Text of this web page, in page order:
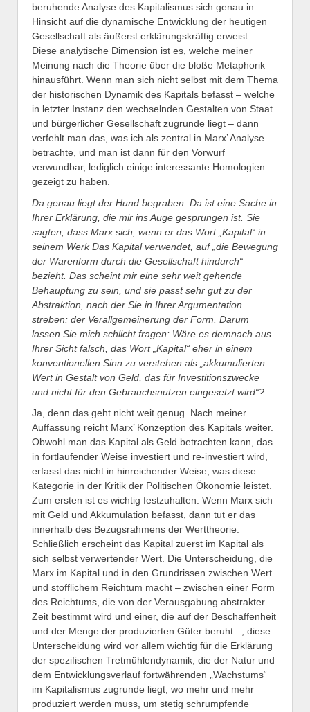
beruhende Analyse des Kapitalismus sich genau in
Hinsicht auf die dynamische Entwicklung der heutigen
Gesellschaft als äußerst erklärungskräftig erweist.
Diese analytische Dimension ist es, welche meiner
Meinung nach die Theorie über die bloße Metaphorik
hinausführt. Wenn man sich nicht selbst mit dem Thema
der historischen Dynamik des Kapitals befasst – welche
in letzter Instanz den wechselnden Gestalten von Staat
und bürgerlicher Gesellschaft zugrunde liegt – dann
verfehlt man das, was ich als zentral in Marx’ Analyse
betrachte, und man ist dann für den Vorwurf
verwundbar, lediglich einige interessante Homologien
gezeigt zu haben.
Da genau liegt der Hund begraben. Da ist eine Sache in
Ihrer Erklärung, die mir ins Auge gesprungen ist. Sie
sagten, dass Marx sich, wenn er das Wort „Kapital“ in
seinem Werk Das Kapital verwendet, auf „die Bewegung
der Warenform durch die Gesellschaft hindurch“
bezieht. Das scheint mir eine sehr weit gehende
Behauptung zu sein, und sie passt sehr gut zu der
Abstraktion, nach der Sie in Ihrer Argumentation
streben: der Verallgemeinerung der Form. Darum
lassen Sie mich schlicht fragen: Wäre es demnach aus
Ihrer Sicht falsch, das Wort „Kapital“ eher in einem
konventionellen Sinn zu verstehen als „akkumulierten
Wert in Gestalt von Geld, das für Investitionszwecke
und nicht für den Gebrauchsnutzen eingesetzt wird“?
Ja, denn das geht nicht weit genug. Nach meiner
Auffassung reicht Marx’ Konzeption des Kapitals weiter.
Obwohl man das Kapital als Geld betrachten kann, das
in fortlaufender Weise investiert und re-investiert wird,
erfasst das nicht in hinreichender Weise, was diese
Kategorie in der Kritik der Politischen Ökonomie leistet.
Zum ersten ist es wichtig festzuhalten: Wenn Marx sich
mit Geld und Akkumulation befasst, dann tut er das
innerhalb des Bezugsrahmens der Werttheorie.
Schließlich erscheint das Kapital zuerst im Kapital als
sich selbst verwertender Wert. Die Unterscheidung, die
Marx im Kapital und in den Grundrissen zwischen Wert
und stofflichem Reichtum macht – zwischen einer Form
des Reichtums, die von der Verausgabung abstrakter
Zeit bestimmt wird und einer, die auf der Beschaffenheit
und der Menge der produzierten Güter beruht –, diese
Unterscheidung wird vor allem wichtig für die Erklärung
der spezifischen Tretmühlendynamik, die der Natur und
dem Entwicklungsverlauf fortwährenden „Wachstums“
im Kapitalismus zugrunde liegt, wo mehr und mehr
produziert werden muss, um stetig schrumpfende